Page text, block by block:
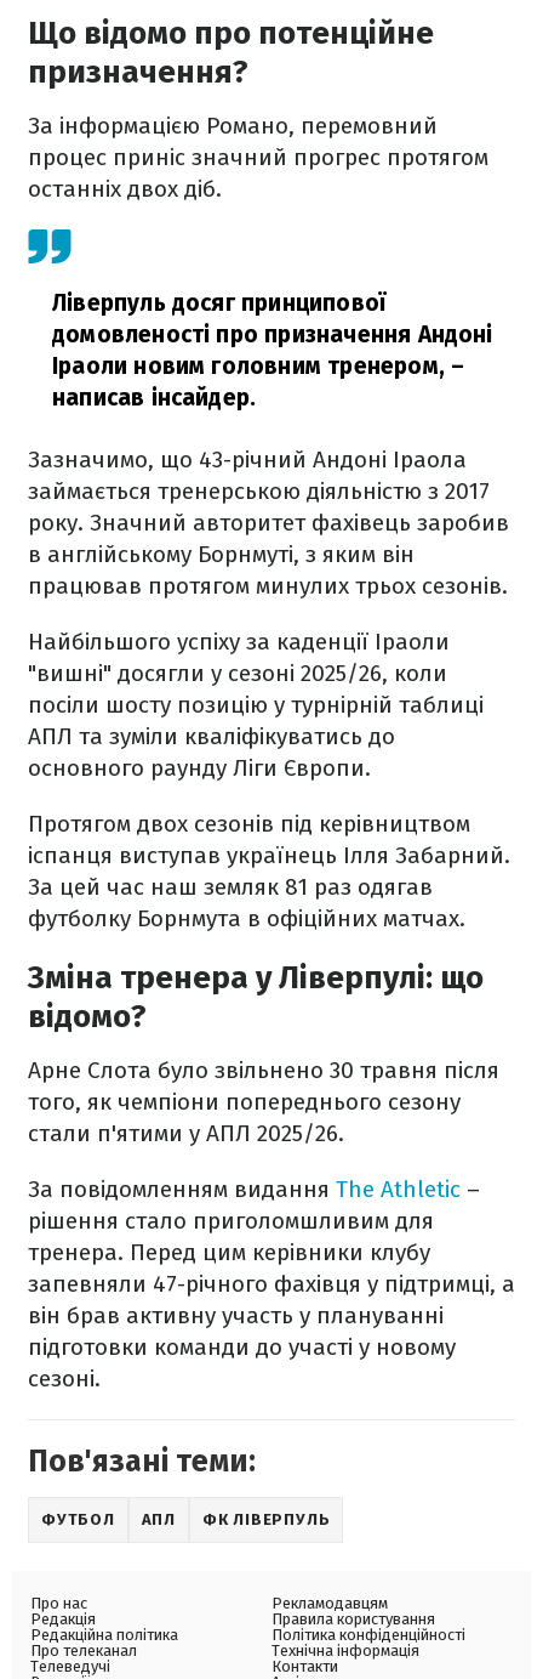
Що відомо про потенційне
призначення?
За інформацією Романо, перемовний
процес приніс значний прогрес протягом
останніх двох діб.
Ліверпуль досяг принципової
домовленості про призначення Андоні
Іраоли новим головним тренером, –
написав інсайдер.
Зазначимо, що 43-річний Андоні Іраола
займається тренерською діяльністю з 2017
року. Значний авторитет фахівець заробив
в англійському Борнмуті, з яким він
працював протягом минулих трьох сезонів.
Найбільшого успіху за каденції Іраоли
"вишні" досягли у сезоні 2025/26, коли
посіли шосту позицію у турнірній таблиці
АПЛ та зуміли кваліфікуватись до
основного раунду Ліги Європи.
Протягом двох сезонів під керівництвом
іспанця виступав українець Ілля Забарний.
За цей час наш земляк 81 раз одягав
футболку Борнмута в офіційних матчах.
Зміна тренера у Ліверпулі: що
відомо?
Арне Слота було звільнено 30 травня після
того, як чемпіони попереднього сезону
стали п'ятими у АПЛ 2025/26.
За повідомленням видання The Athletic –
рішення стало приголомшливим для
тренера. Перед цим керівники клубу
запевняли 47-річного фахівця у підтримці, а
він брав активну участь у плануванні
підготовки команди до участі у новому
сезоні.
Пов'язані теми:
ФУТБОЛ АПЛ ФК ЛІВЕРПУЛЬ
Про нас
Редакція
Редакційна політика
Про телеканал
Телеведучі
Рекламодавцям
Правила користування
Політика конфіденційності
Технічна інформація
Контакти